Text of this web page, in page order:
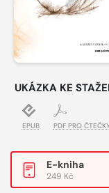
UKÁZKA KE
EPUB PDF PRO
E-kniha
249 Kč